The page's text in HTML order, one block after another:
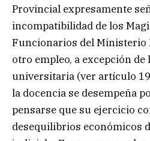
Provincial expresamente
incompatibilidad de los
Funcionarios del Ministerio
otro empleo, a excepción de
universitaria (ver artículo
la docencia se desempeña
pensarse que su ejercicio
desequilibrios económicos